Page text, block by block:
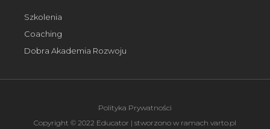
Szkolenia
Coaching
Dobra Akademia Rozwoju
Copyright © 2022 Educator | stworzono w ramach varto.pl
Polityka Prywatności